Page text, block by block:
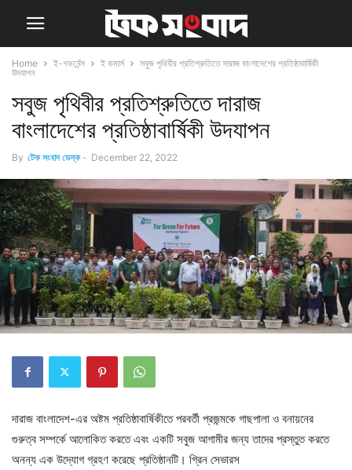
Home ই-গভর্নেন্স ই কমার্স
সবুজ পৃথিবীর প্রতিশ্রুতিতে দারাজ বাংলাদেশের প্রতিষ্ঠাবার্ষিকী
উদযাপন
সবুজ পৃথিবীর প্রতিশ্রুতিতে দারাজ
বাংলাদেশের প্রতিষ্ঠাবার্ষিকী উদযাপন
By টেক সংবাদ ডেস্ক - December 22, 2022
দারাজ বাংলাদেশ-এর অষ্টম প্রতিষ্ঠাবার্ষিকীতে পরবর্তী প্রজন্মকে গাছপালা ও বনায়নের
গুরুত্ব সম্পর্কে আলোকিত করতে এবং একটি সবুজ আগামীর জন্য তাদের প্রস্তুত করতে
অনন্য এক উদ্যোগ গ্রহণ করেছে প্রতিষ্ঠানটি। গ্রিন সেভারস